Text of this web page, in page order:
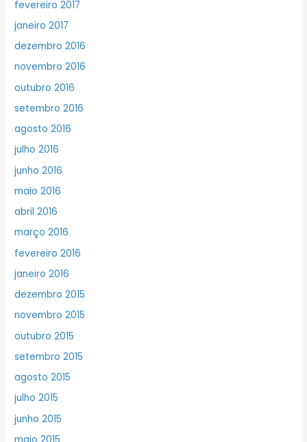
fevereiro 2017
janeiro 2017
dezembro 2016
novembro 2016
outubro 2016
setembro 2016
agosto 2016
julho 2016
junho 2016
maio 2016
abril 2016
março 2016
fevereiro 2016
janeiro 2016
dezembro 2015
novembro 2015
outubro 2015
setembro 2015
agosto 2015
julho 2015
junho 2015